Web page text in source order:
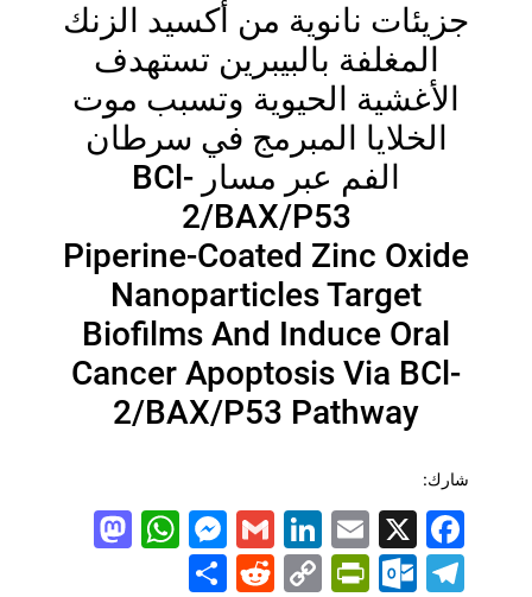
جزيئات نانوية من أكسيد الزنك
المغلفة بالبيبرين تستهدف
الأغشية الحيوية وتسبب موت
الخلايا المبرمج في سرطان
الفم عبر مسار BCl-
2/BAX/P53
Piperine-Coated Zinc Oxide
Nanoparticles Target
Biofilms And Induce Oral
Cancer Apoptosis Via BCl-
2/BAX/P53 Pathway
شارك:
Facebook
X
Email
LinkedIn
Gmail
Telegram
Outlook.com
PrintFriendly
Copy
Reddit
Share